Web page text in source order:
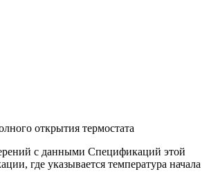
открытия термостата
с данными Спецификаций этой
где указывается температура начала